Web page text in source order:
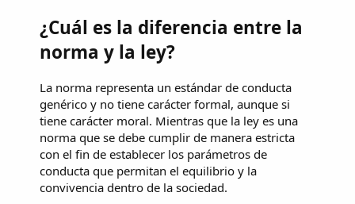
¿Cuál es la diferencia entre la
norma y la ley?
La norma representa un estándar de conducta
genérico y no tiene carácter formal, aunque si
tiene carácter moral. Mientras que la ley es una
norma que se debe cumplir de manera estricta
con el fin de establecer los parámetros de
conducta que permitan el equilibrio y la
convivencia dentro de la sociedad.